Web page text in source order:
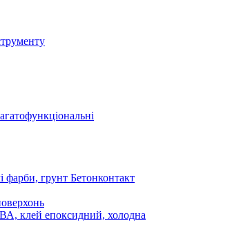
фарби, грунт Бетонконтакт
клей епоксидний, холодна